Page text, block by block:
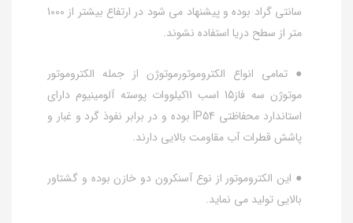
سانتی گراد بوده و پیشنهاد می شود در ارتفاع بیشتر از 1000
متر از سطح دریا استفاده نشوند.
● تمامی انواع الکتروموتورموتوژن از جمله الکتروموتور
موتوژن سه فاز15 اسب 11کیلووات پوسته آلومینیوم دارای
استاندارد محفاظتی IP54 بوده و در برابر نفوذ گرد و غبار و
پاشش قطرات آب مقاومت بالایی دارند.
● این الکتروموتور از نوع آسنکرون دو خازن بوده و گشتاور
بالایی تولید می نماید.